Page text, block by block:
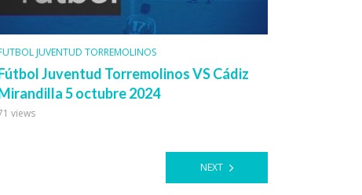
JUVENTUD TORREMOLINOS
Juventud Torremolinos VS Cádiz
5 octubre 2024
views
NEXT